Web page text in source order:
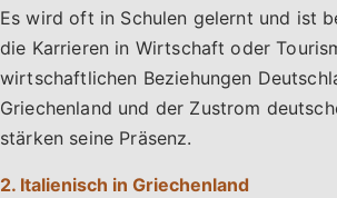
Es wird oft in Schulen gelernt und ist
die Karrieren in Wirtschaft oder
wirtschaftlichen Beziehungen
Griechenland und der Zustrom
stärken seine Präsenz.
2. Italienisch in Griechenland